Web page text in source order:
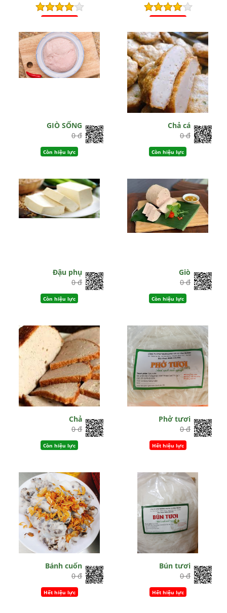
GIÒ SỐNG
0 đ
Còn hiệu lực
Chả cá
0 đ
Còn hiệu lực
Đậu phụ
0 đ
Còn hiệu lực
Giò
0 đ
Còn hiệu lực
Chả
0 đ
Còn hiệu lực
Phở tươi
0 đ
Hết hiệu lực
Bánh cuốn
0 đ
Hết hiệu lực
Bún tươi
0 đ
Hết hiệu lực